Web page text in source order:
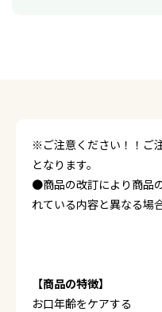
※ご注意ください！！ご
となります。
●商品の改訂により商品
れている内容と異なる場
【商品の特徴】
お口年齢をケアする